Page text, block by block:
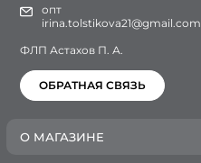
опт
irina.tolstikova21@gmail.com
ФЛП Астахов П. А.
ОБРАТНАЯ СВЯЗЬ
О МАГАЗИНЕ